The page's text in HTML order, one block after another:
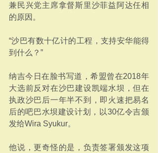
兼民兴党主席拿督斯里沙菲益阿达任相
的原因。
“沙巴有数十亿计的工程，支持安华能得
到什么？”
纳吉今日在脸书写道，希盟曾在2018年
大选前反对在沙巴建设凯端水坝，但在
执政沙巴后一年半不到，即火速把易名
后的吧巴水坝建设计划，以30亿令吉颁
发给Wira Syukur。
他说，更奇怪的是，负责签署颁发这项